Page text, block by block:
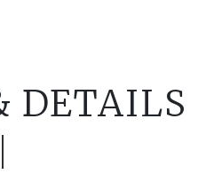
DETAILS